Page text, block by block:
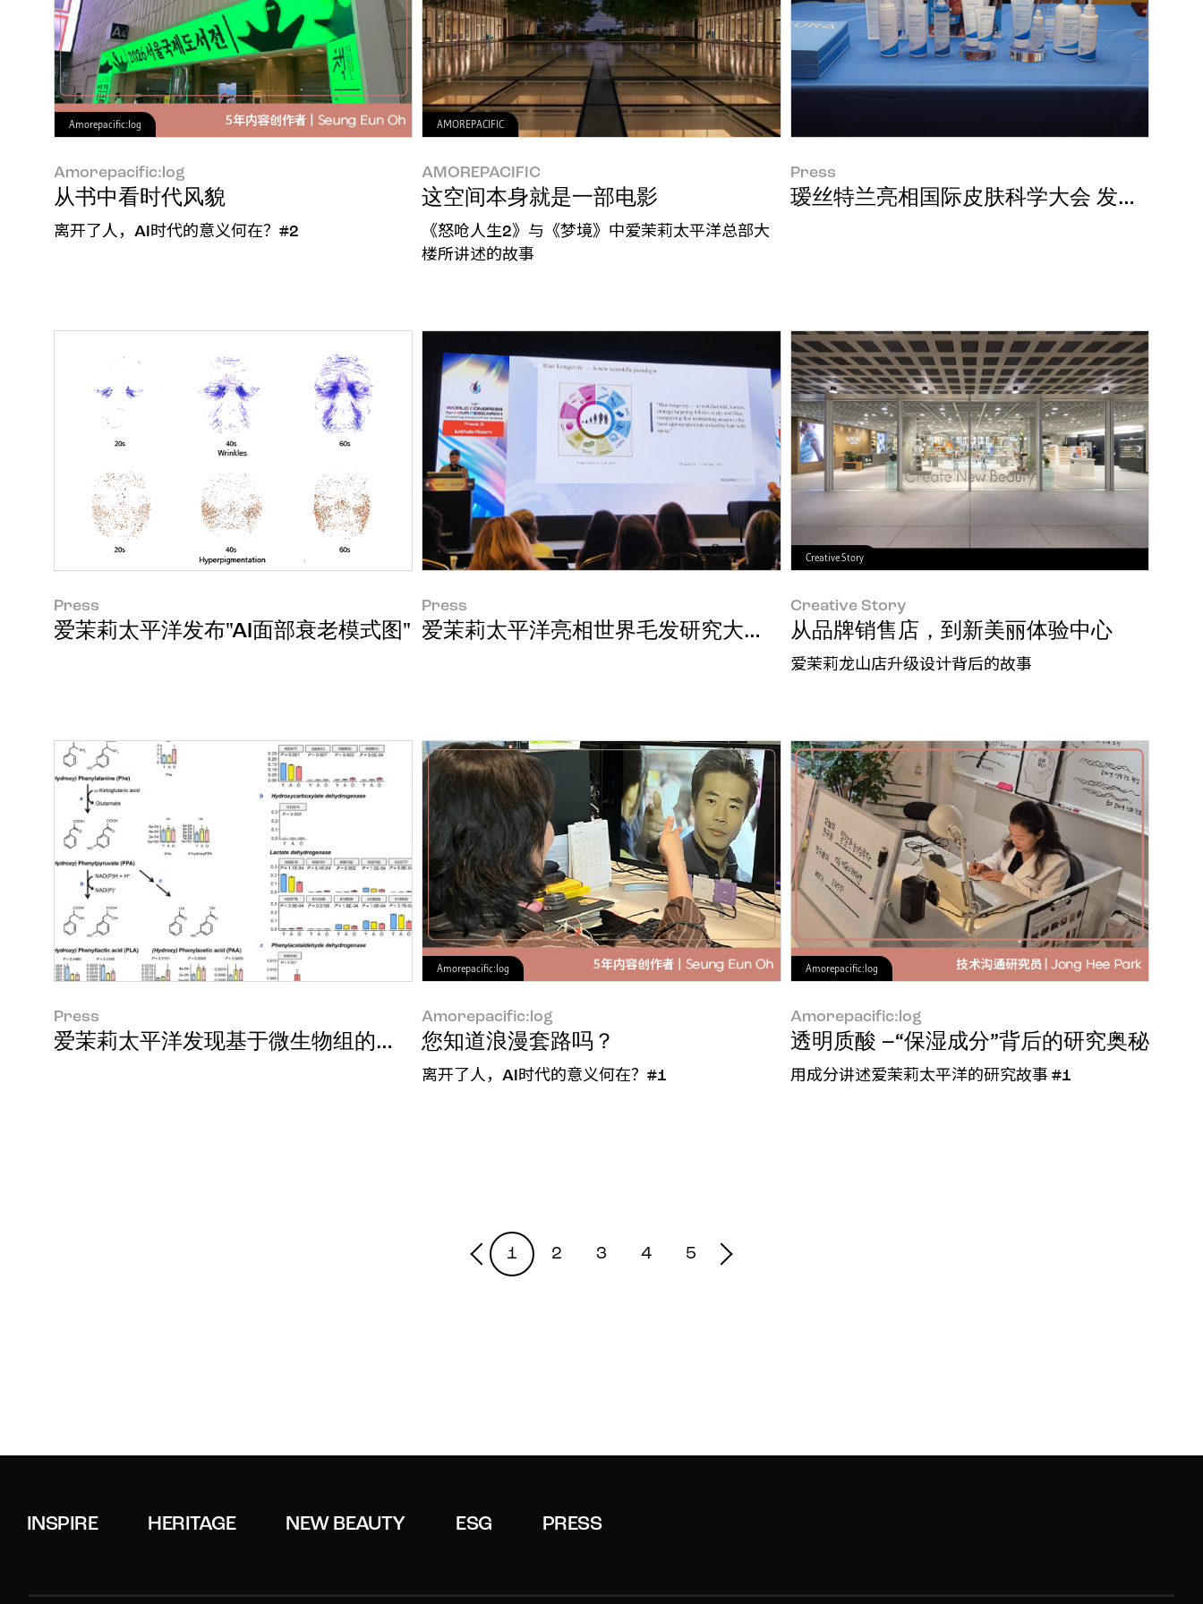
Amorepacific:log
Amorepacific:log
从书中看时代风貌
离开了人，AI时代的意义何在？#2
AMOREPACIFIC
AMOREPACIFIC
这空间本身就是一部电影
《怒呛人生2》与《梦境》中爱茉莉太平洋总部大
楼所讲述的故事
Press
瑷丝特兰亮相国际皮肤科学大会 发布肌肤
Press
爱茉莉太平洋发布"AI面部衰老模式图"
Press
爱茉莉太平洋亮相世界毛发研究大会 提出"健康毛发形成"全新视角
Creative Story
Creative Story
从品牌销售店，到新美丽体验中心
爱茉莉龙山店升级设计背后的故事
Press
爱茉莉太平洋发现基于微生物组的年轻肌肤关键物质
Amorepacific:log
Amorepacific:log
您知道浪漫套路吗？
离开了人，AI时代的意义何在？#1
Amorepacific:log
Amorepacific:log
透明质酸 –“保湿成分”背后的研究奥秘
用成分讲述爱茉莉太平洋的研究故事 #1
1 2 3 4 5
HERITAGE
INSPIRE NEW BEAUTY ESG PRESS